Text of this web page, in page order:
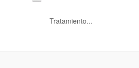
Tratamiento...